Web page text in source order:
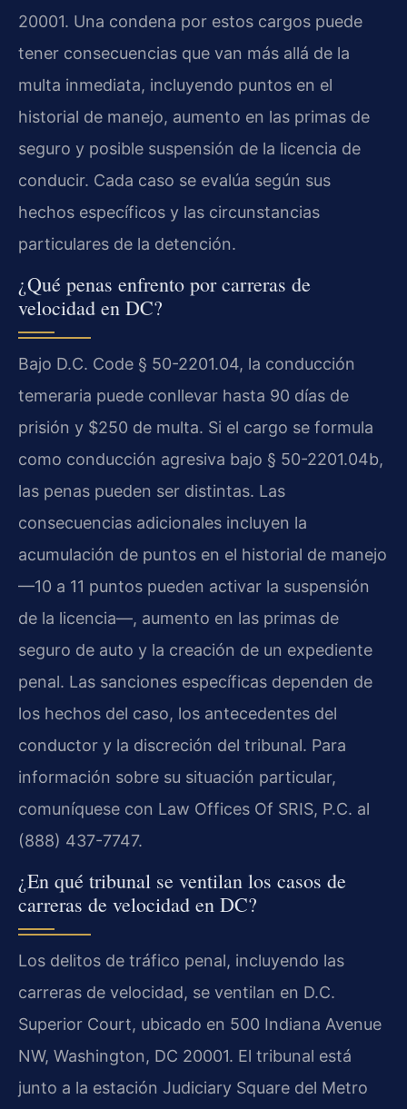
20001. Una condena por estos cargos puede
tener consecuencias que van más allá de la
multa inmediata, incluyendo puntos en el
historial de manejo, aumento en las primas de
seguro y posible suspensión de la licencia de
conducir. Cada caso se evalúa según sus
hechos específicos y las circunstancias
particulares de la detención.
¿Qué penas enfrento por carreras de
velocidad en DC?
Bajo D.C. Code § 50-2201.04, la conducción
temeraria puede conllevar hasta 90 días de
prisión y $250 de multa. Si el cargo se formula
como conducción agresiva bajo § 50-2201.04b,
las penas pueden ser distintas. Las
consecuencias adicionales incluyen la
acumulación de puntos en el historial de manejo
—10 a 11 puntos pueden activar la suspensión
de la licencia—, aumento en las primas de
seguro de auto y la creación de un expediente
penal. Las sanciones específicas dependen de
los hechos del caso, los antecedentes del
conductor y la discreción del tribunal. Para
información sobre su situación particular,
comuníquese con Law Offices Of SRIS, P.C. al
(888) 437-7747.
¿En qué tribunal se ventilan los casos de
carreras de velocidad en DC?
Los delitos de tráfico penal, incluyendo las
carreras de velocidad, se ventilan en D.C.
Superior Court, ubicado en 500 Indiana Avenue
NW, Washington, DC 20001. El tribunal está
junto a la estación Judiciary Square del Metro